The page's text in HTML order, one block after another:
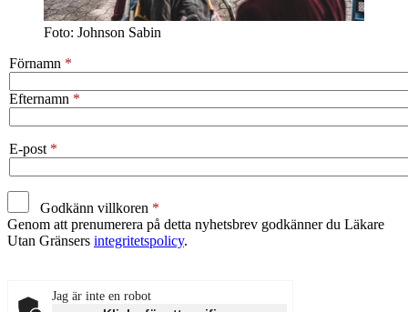
Foto: Johnson Sabin
Förnamn
Efternamn
E-post
Godkänn villkoren
Genom att prenumerera på detta nyhetsbrev godkänner du Läkare
Utan Gränsers integritetspolicy.
Jag är inte en robot